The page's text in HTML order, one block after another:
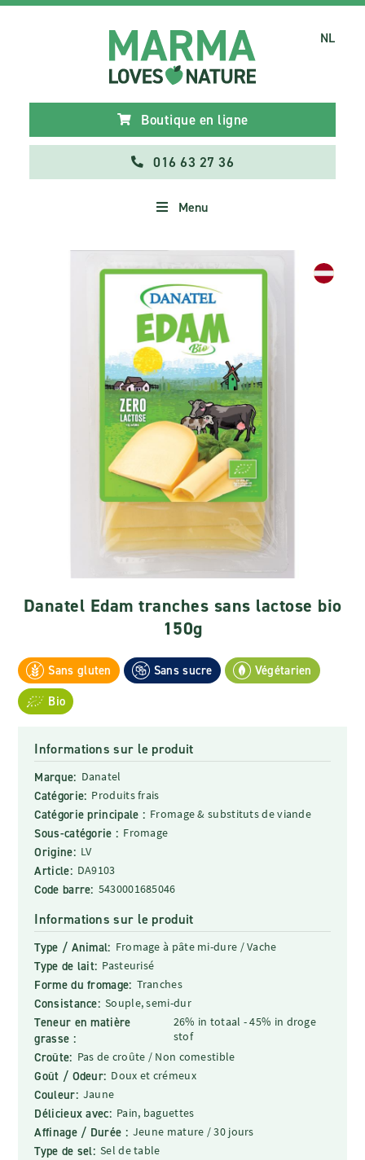
Boutique en ligne
016 63 27 36
Menu
NL
Danatel Edam tranches sans lactose bio
150g
Sans gluten Sans sucre
Végétarien
Bio
Informations sur le produit
Marque: Danatel
Catégorie: Produits frais
Catégorie principale : Fromage & substituts de viande
Sous-catégorie : Fromage
Origine: LV
Article: DA9103
Code barre: 5430001685046
Informations sur le produit
Type / Animal: Fromage à pâte mi-dure / Vache
Type de lait: Pasteurisé
Forme du fromage: Tranches
Consistance: Souple, semi-dur
Teneur en matière
grasse :
26% in totaal - 45% in droge
stof
Croûte: Pas de croûte / Non comestible
Goût / Odeur: Doux et crémeux
Couleur: Jaune
Délicieux avec: Pain, baguettes
Affinage / Durée : Jeune mature / 30 jours
Type de sel: Sel de table